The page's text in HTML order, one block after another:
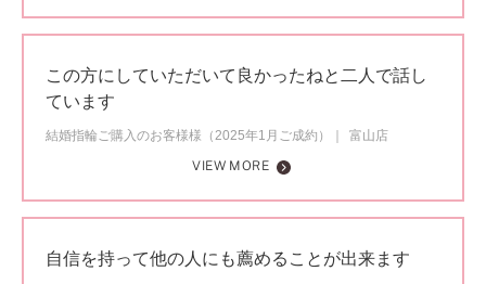
この方にしていただいて良かったねと二人で話し
ています
結婚指輪ご購入のお客様様（2025年1月ご成約）
富山店
VIEW MORE
自信を持って他の人にも薦めることが出来ます